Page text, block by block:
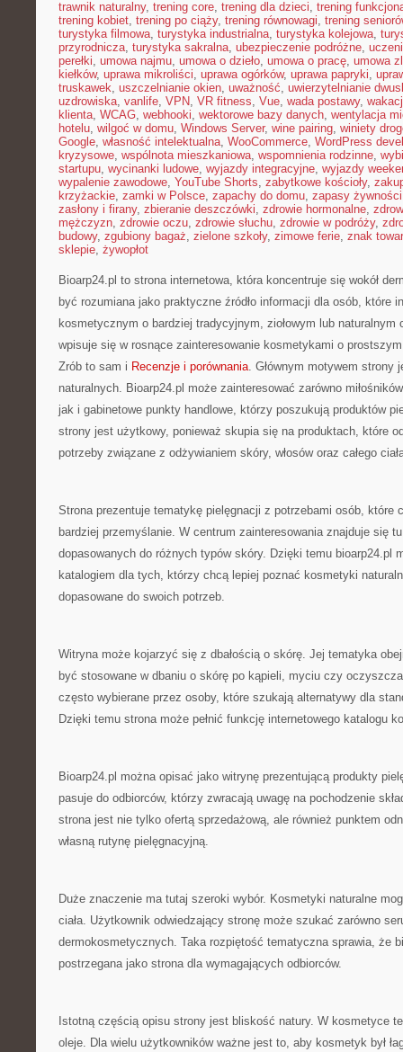
trawnik naturalny, trening core, trening dla dzieci, trening
trening kobiet, trening po ciąży, trening równowagi, trening
turystyka filmowa, turystyka industrialna, turystyka kolejowa,
przyrodnicza, turystyka sakralna, ubezpieczenie podróżne,
perełki, umowa najmu, umowa o dzieło, umowa o pracę, umowa
kiełków, uprawa mikroliści, uprawa ogórków, uprawa papryki,
truskawek, uszczelnianie okien, uważność, uwierzytelnianie
uzdrowiska, vanlife, VPN, VR fitness, Vue, wada postawy,
klienta, WCAG, webhooki, wektorowe bazy danych, wentylacja
hotelu, wilgoć w domu, Windows Server, wine pairing, winiety
Google, własność intelektualna, WooCommerce, WordPress
kryzysowe, wspólnota mieszkaniowa, wspomnienia rodzinne,
startupu, wycinanki ludowe, wyjazdy integracyjne, wyjazdy
wypalenie zawodowe, YouTube Shorts, zabytkowe kościoły,
krzyżackie, zamki w Polsce, zapachy do domu, zapasy żywności
zasłony i firany, zbieranie deszczówki, zdrowie hormonalne,
mężczyzn, zdrowie oczu, zdrowie słuchu, zdrowie w podróży,
budowy, zgubiony bagaż, zielone szkoły, zimowe ferie, znak
sklepie, żywopłot
Bioarp24.pl to strona internetowa, która koncentruje się wokół
być rozumiana jako praktyczne źródło informacji dla osób, które
kosmetycznym o bardziej tradycyjnym, ziołowym lub naturalnym
wpisuje się w rosnące zainteresowanie kosmetykami o
Zrób to sam i Recenzje i porównania. Głównym motywem strony
naturalnych. Bioarp24.pl może zainteresować zarówno
jak i gabinetowe punkty handlowe, którzy poszukują produktów
strony jest użytkowy, ponieważ skupia się na produktach, które
potrzeby związane z odżywianiem skóry, włosów oraz całego
Strona prezentuje tematykę pielęgnacji z potrzebami osób, które
bardziej przemyślanie. W centrum zainteresowania znajduje się
dopasowanych do różnych typów skóry. Dzięki temu bioarp24.pl
katalogiem dla tych, którzy chcą lepiej poznać kosmetyki
dopasowane do swoich potrzeb.
Witryna może kojarzyć się z dbałością o skórę. Jej tematyka
być stosowane w dbaniu o skórę po kąpieli, myciu czy
często wybierane przez osoby, które szukają alternatywy dla
Dzięki temu strona może pełnić funkcję internetowego katalogu
Bioarp24.pl można opisać jako witrynę prezentującą produkty
pasuje do odbiorców, którzy zwracają uwagę na pochodzenie
strona jest nie tylko ofertą sprzedażową, ale również punktem
własną rutynę pielęgnacyjną.
Duże znaczenie ma tutaj szeroki wybór. Kosmetyki naturalne
ciała. Użytkownik odwiedzający stronę może szukać zarówno
dermokosmetycznych. Taka rozpiętość tematyczna sprawia, że
postrzegana jako strona dla wymagających odbiorców.
Istotną częścią opisu strony jest bliskość natury. W kosmetyce
oleje. Dla wielu użytkowników ważne jest to, aby kosmetyk był